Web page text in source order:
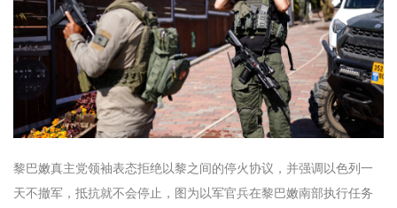
黎巴嫩真主党领袖表态拒绝以黎之间的停火协议，并强调以色列一
天不撤军，抵抗就不会停止，图为以军官兵在黎巴嫩南部执行任务